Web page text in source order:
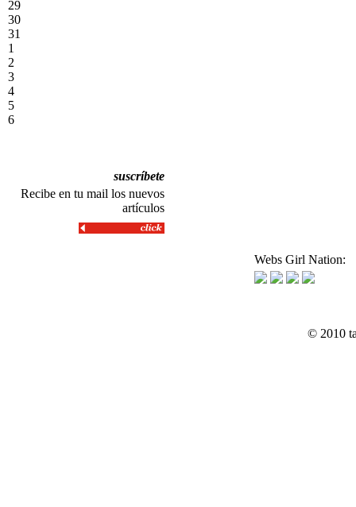
29
30
31
1
2
3
4
5
6
suscríbete
Recibe en tu mail los nuevos
artículos
Webs Girl Nation:
© 2010